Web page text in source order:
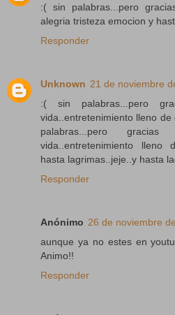
:( sin palabras...pero
alegria tristeza emocion y
Responder
Unknown 21 de noviembre
:( sin palabras...pero
vida..entretenimiento lleno
palabras...pero
vida..entretenimiento lleno
hasta lagrimas..jeje..y hasta
Responder
Anónimo 26 de noviembre
aunque ya no estes en
Animo!!
Responder